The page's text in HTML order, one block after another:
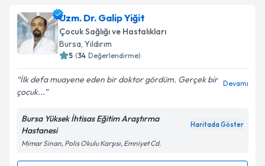
Uzm. Dr. Galip Yiğit
Çocuk Sağlığı ve Hastalıkları
Bursa, Yıldırım
5 (34 Değerlendirme)
İlk defa muayene eden bir doktor gördüm. Gerçek bir
çocuk...
Devamı
Bursa Yüksek İhtisas Eğitim Araştırma
Hastanesi
Haritada Göster
Mimar Sinan, Polis Okulu Karşısı, Emniyet Cd.